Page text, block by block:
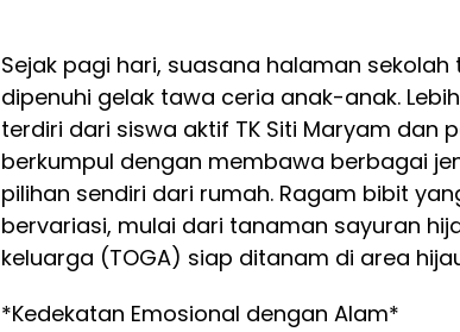
Sejak pagi hari, suasana halaman
dipenuhi gelak tawa ceria anak-anak.
terdiri dari siswa aktif TK Siti Maryam dan
berkumpul dengan membawa berbagai
pilihan sendiri dari rumah. Ragam bibit
bervariasi, mulai dari tanaman sayuran
keluarga (TOGA) siap ditanam di area
*Kedekatan Emosional dengan Alam*